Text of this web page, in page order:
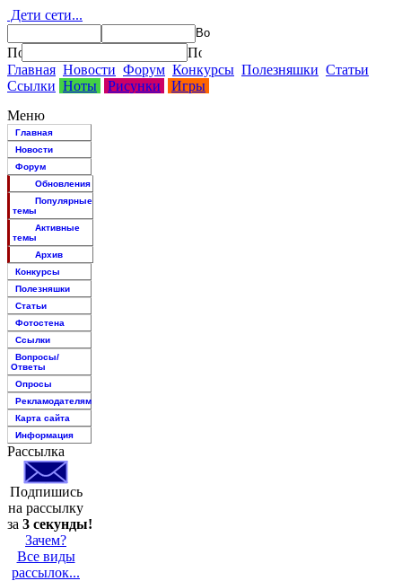
Дети сети...
Главная Новости Форум Конкурсы Полезняшки Статьи
Ссылки Ноты Рисунки
Игры
Меню
Главная
Новости
Форум
Обновления
Популярные
темы
Активные
темы
Архив
Конкурсы
Полезняшки
Статьи
Фотостена
Ссылки
Вопросы/
Ответы
Опросы
Рекламодателям
Карта сайта
Информация
Рассылка
Подпишись
на рассылку
за 3 секунды!
Зачем?
Все виды
рассылок...